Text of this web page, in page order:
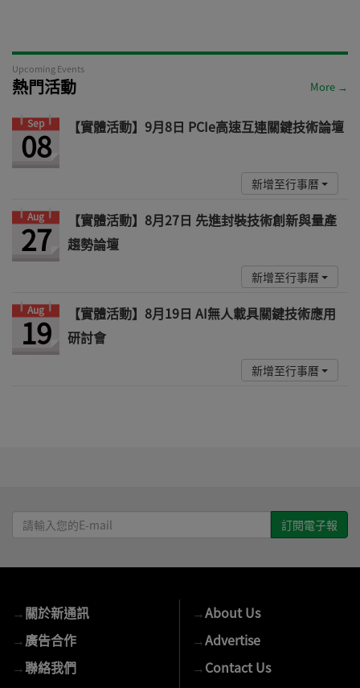
Upcoming Events
熱門活動 More →
Sep
08 【實體活動】9月8日 PCIe高速互連關鍵技術論壇
新增至行事曆
Aug
27
【實體活動】8月27日 先進封裝技術創新與量產
趨勢論壇
新增至行事曆
Aug
19
【實體活動】8月19日 AI無人載具關鍵技術應用
研討會
新增至行事曆
請
輸
E-
mail
→關於新通訊
→廣告合作
→聯絡我們
→About Us
→Advertise
→Contact Us